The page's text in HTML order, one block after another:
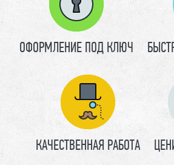
ОФОРМЛЕНИЕ ПОД КЛЮЧ
КАЧЕСТВЕННАЯ РАБОТА